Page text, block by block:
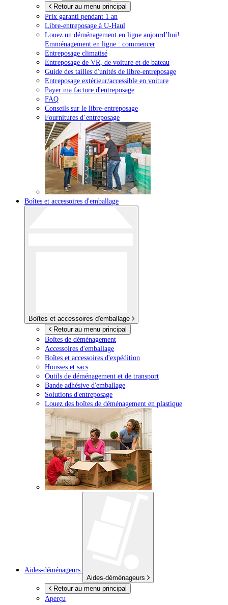
Retour au menu principal
Prix garanti pendant 1 an
Libre-entreposage à U-Haul
Louez un déménagement en ligne aujourd’hui!
Emménagement en ligne : commencer
Entreposage climatisé
Entreposage de VR, de voiture et de bateau
Guide des tailles d'unités de libre-entreposage
Entreposage extérieur/accessible en voiture
Payer ma facture d'entreposage
FAQ
Conseils sur le libre-entreposage
Fournitures d’entreposage
Boîtes et accessoires d'emballage
Boîtes et accessoires d'emballage
Retour au menu principal
Boîtes de déménagement
Accessoires d'emballage
Boîtes et accessoires d'expédition
Housses et sacs
Outils de déménagement et de transport
Bande adhésive d'emballage
Solutions d'entreposage
Louez des boîtes de déménagement en plastique
Aides-déménageurs
Aides-déménageurs
Retour au menu principal
Aperçu